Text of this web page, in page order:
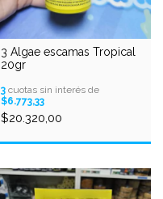
3 Algae escamas Tropical
20gr
3 cuotas sin interés de
$6.773,33
$20.320,00